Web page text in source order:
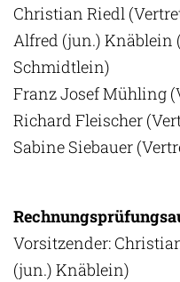
Christian Riedl
Alfred (jun.) Knäblein
Schmidtlein)
Franz Josef Mühling
Richard Fleischer
Sabine Siebauer
Vorsitzender:
(jun.) Knäblein)